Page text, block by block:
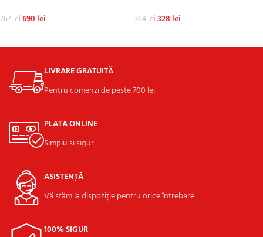
767lei690 lei 364lei328 lei
LIVRARE GRATUITĂ
Pentru comenzi de peste 700 lei
PLATA ONLINE
Simplu si sigur
ASISTENȚĂ
Vă stăm la dispoziție pentru orice întrebare
100% SIGUR